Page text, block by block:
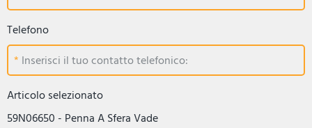
Telefono
Inserisci il tuo contatto telefonico:
Articolo selezionato
59N06650 - Penna A Sfera Vade